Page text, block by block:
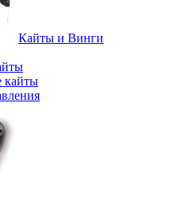
Кайты и Винги
кайты